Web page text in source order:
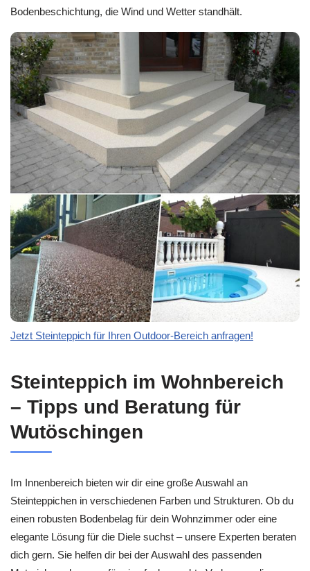
Bodenbeschichtung, die Wind und Wetter standhält.
Jetzt Steinteppich für Ihren Outdoor-Bereich anfragen!
Steinteppich im Wohnbereich
– Tipps und Beratung für
Wutöschingen
Im Innenbereich bieten wir dir eine große Auswahl an
Steinteppichen in verschiedenen Farben und Strukturen. Ob du
einen robusten Bodenbelag für dein Wohnzimmer oder eine
elegante Lösung für die Diele suchst – unsere Experten beraten
dich gern. Sie helfen dir bei der Auswahl des passenden